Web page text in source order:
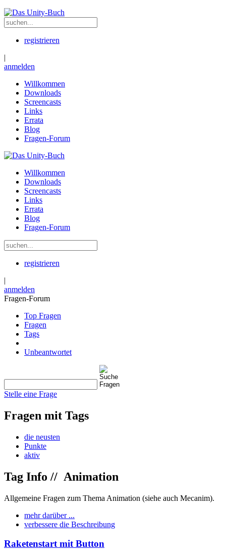
registrieren
|
anmelden
Willkommen
Downloads
Screencasts
Links
Errata
Blog
Fragen-Forum
Willkommen
Downloads
Screencasts
Links
Errata
Blog
Fragen-Forum
registrieren
|
anmelden
Fragen-Forum
Top Fragen
Fragen
Tags
Unbeantwortet
Stelle eine Frage
Fragen mit Tags
die neusten
Punkte
aktiv
Tag Info // Animation
Allgemeine Fragen zum Thema Animation (siehe auch Mecanim).
mehr darüber ...
verbessere die Beschreibung
Raketenstart mit Button